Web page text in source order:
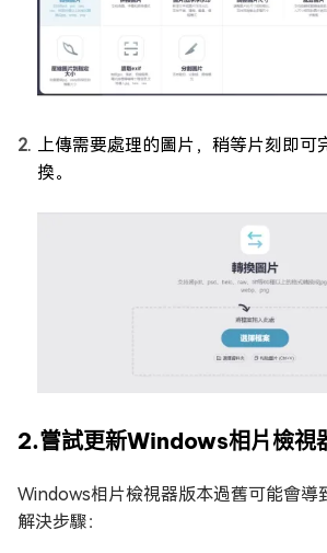
上傳需要處理的圖片，稍等片刻即可
換。
2.嘗試更新Windows相片檢視
Windows相片檢視器版本過舊可能會導
解決步驟：